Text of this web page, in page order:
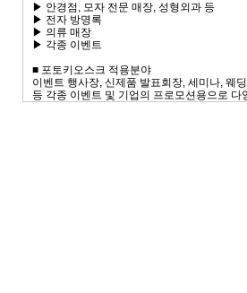
▶ 안경점, 모자 전문 매장, 성형외과 등
▶ 전자 방명록
▶ 의류 매장
▶ 각종 이벤트
■ 포토키오스크 적용분야
이벤트 행사장, 신제품 발표회장, 세미나, 웨
등 각종 이벤트 및 기업의 프로모션용으로 다